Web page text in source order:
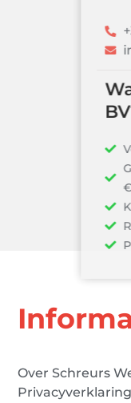
+31 (0)
Vóór
Géén
Ruim
Over Schreurs
Privacyverklaring